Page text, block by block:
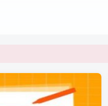
媒体短视频教程等，长期更新